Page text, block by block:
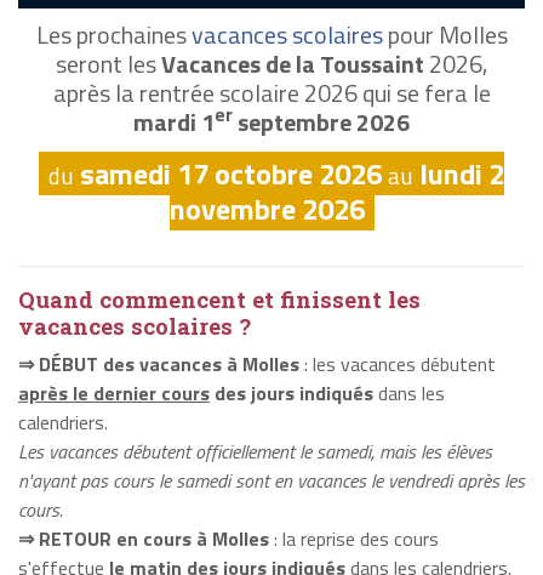
Les prochainesvacances scolairespour Molles
seront lesVacances de la Toussaint2026,
après la rentrée scolaire 2026 qui se fera le
mardi 1er septembre 2026
du samedi 17 octobre 2026au lundi 2
novembre 2026
Quand commencent et finissent les
vacances scolaires ?
⇒ DÉBUT des vacances à Molles: les vacances débutent
après le dernier cours des jours indiquésdans les
calendriers.
Les vacances débutent officiellement le samedi, mais les élèves
n'ayant pas cours le samedi sont en vacances le vendredi après les
cours.
⇒ RETOUR en cours à Molles: la reprise des cours
s'effectue le matin des jours indiquésdans les calendriers.